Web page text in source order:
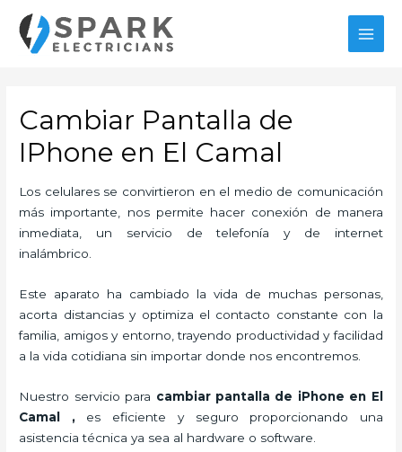
contenido
Cambiar Pantalla de
IPhone en El Camal
Los celulares se convirtieron en el medio de comunicación
más importante, nos permite hacer conexión de manera
inmediata, un servicio de telefonía y de internet
inalámbrico.
Este aparato ha cambiado la vida de muchas personas,
acorta distancias y optimiza el contacto constante con la
familia, amigos y entorno, trayendo productividad y facilidad
a la vida cotidiana sin importar donde nos encontremos.
Nuestro servicio para cambiar pantalla de iPhone en El
Camal
,es eficiente y seguro proporcionando una
asistencia técnica ya sea al hardware o software.